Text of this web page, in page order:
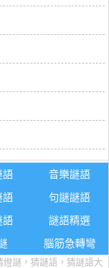
語
音樂謎語
語
句謎謎語
語
謎語精選
腦筋急轉彎
謎，猜謎語，猜謎語大